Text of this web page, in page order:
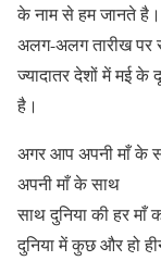
के नाम से हम जानते है।
अलग-अलग तारीख पर
ज्यादातर देशों में मई के
है।
अगर आप अपनी माँ के
अपनी माँ के साथ
साथ दुनिया की हर
दुनिया में कुछ और हो